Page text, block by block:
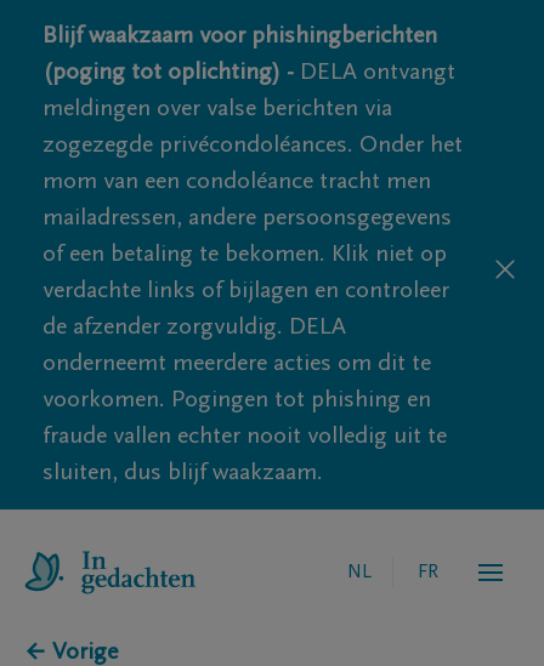
Blijf waakzaam voor phishingberichten
(poging tot oplichting) - DELA ontvangt
meldingen over valse berichten via
zogezegde privécondoléances. Onder het
mom van een condoléance tracht men
mailadressen, andere persoonsgegevens
of een betaling te bekomen. Klik niet op
verdachte links of bijlagen en controleer
de afzender zorgvuldig. DELA
onderneemt meerdere acties om dit te
voorkomen. Pogingen tot phishing en
fraude vallen echter nooit volledig uit te
sluiten, dus blijf waakzaam.
NL FR
← Vorige